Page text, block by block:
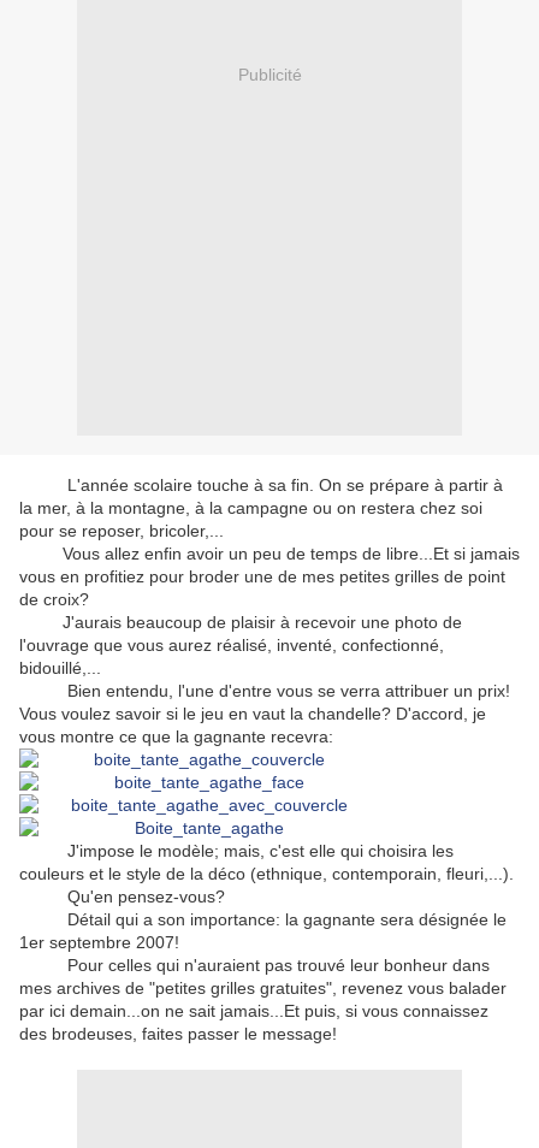
Publicité
L'année scolaire touche à sa fin. On se prépare à partir à
la mer, à la montagne, à la campagne ou on restera chez soi
pour se reposer, bricoler,...
Vous allez enfin avoir un peu de temps de libre...Et si jamais
vous en profitiez pour broder une de mes petites grilles de point
de croix?
J'aurais beaucoup de plaisir à recevoir une photo de
l'ouvrage que vous aurez réalisé, inventé, confectionné,
bidouillé,...
Bien entendu, l'une d'entre vous se verra attribuer un prix!
Vous voulez savoir si le jeu en vaut la chandelle? D'accord, je
vous montre ce que la gagnante recevra:
J'impose le modèle; mais, c'est elle qui choisira les
couleurs et le style de la déco (ethnique, contemporain, fleuri,...).
Qu'en pensez-vous?
Détail qui a son importance: la gagnante sera désignée le
1er septembre 2007!
Pour celles qui n'auraient pas trouvé leur bonheur dans
mes archives de "petites grilles gratuites", revenez vous balader
par ici demain...on ne sait jamais...Et puis, si vous connaissez
des brodeuses, faites passer le message!